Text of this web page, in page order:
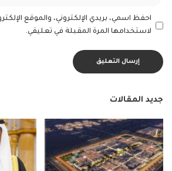
احفظ اسمي، بريدي الإلكتروني، والموقع
لاستخدامها المرة المقبلة في تعليقي.
جديد المقالات